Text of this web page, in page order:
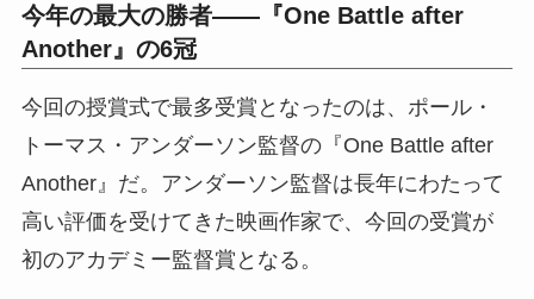
今年の最大の勝者——『One Battle after
Another』の6冠
今回の授賞式で最多受賞となったのは、ポール・
トーマス・アンダーソン監督の『One Battle after
Another』だ。アンダーソン監督は長年にわたって
高い評価を受けてきた映画作家で、今回の受賞が
初のアカデミー監督賞となる。